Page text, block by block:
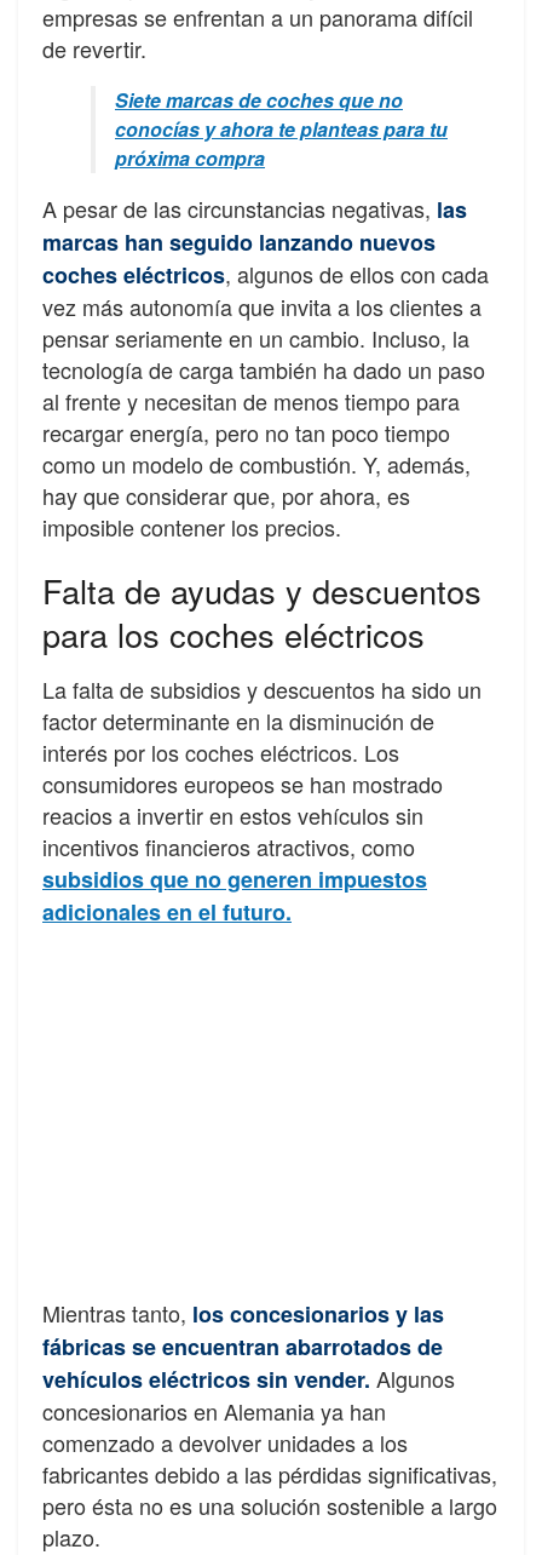
empresas se enfrentan a un panorama difícil
de revertir.
Siete marcas de coches que no
conocías y ahora te planteas para tu
próxima compra
A pesar de las circunstancias negativas, las
marcas han seguido lanzando nuevos
coches eléctricos, algunos de ellos con cada
vez más autonomía que invita a los clientes a
pensar seriamente en un cambio. Incluso, la
tecnología de carga también ha dado un paso
al frente y necesitan de menos tiempo para
recargar energía, pero no tan poco tiempo
como un modelo de combustión. Y, además,
hay que considerar que, por ahora, es
imposible contener los precios.
Falta de ayudas y descuentos
para los coches eléctricos
La falta de subsidios y descuentos ha sido un
factor determinante en la disminución de
interés por los coches eléctricos. Los
consumidores europeos se han mostrado
reacios a invertir en estos vehículos sin
incentivos financieros atractivos, como
subsidios que no generen impuestos
adicionales en el futuro.
Mientras tanto, los concesionarios y las
fábricas se encuentran abarrotados de
vehículos eléctricos sin vender. Algunos
concesionarios en Alemania ya han
comenzado a devolver unidades a los
fabricantes debido a las pérdidas significativas,
pero ésta no es una solución sostenible a largo
plazo.